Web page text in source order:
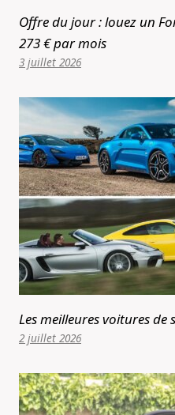
Offre du jour : louez un
273 € par mois
3 juillet 2026
Les meilleures voitures de
2 juillet 2026